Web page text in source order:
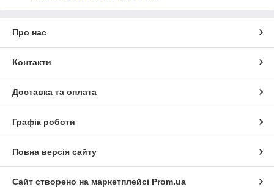
Про нас
Контакти
Доставка та оплата
Графік роботи
Повна версія сайту
Сайт створено на маркетплейсі Prom.ua